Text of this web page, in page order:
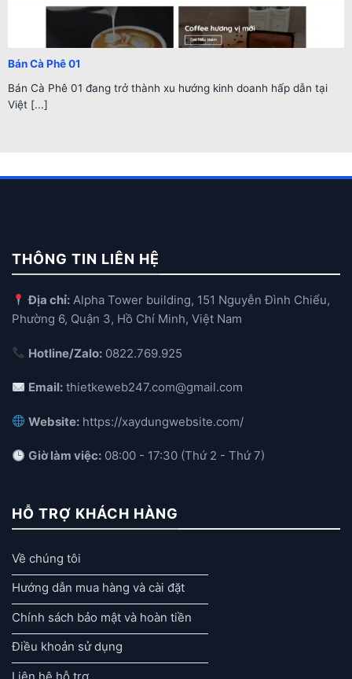
Bán Cà Phê 01
Bán Cà Phê 01 đang trở thành xu hướng kinh doanh hấp dẫn tại
Việt [...]
THÔNG TIN LIÊN HỆ
Địa chỉ: Alpha Tower building, 151 Nguyễn Đình Chiểu,
Phường 6, Quận 3, Hồ Chí Minh, Việt Nam
Hotline/Zalo: 0822.769.925
Email: thietkeweb247.com@gmail.com
Website: https://xaydungwebsite.com/
Giờ làm việc: 08:00 - 17:30 (Thứ 2 - Thứ 7)
HỖ TRỢ KHÁCH HÀNG
Về chúng tôi
Hướng dẫn mua hàng và cài đặt
Chính sách bảo mật và hoàn tiền
Điều khoản sử dụng